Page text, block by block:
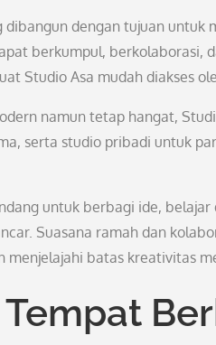
dengan tujuan untuk
berkumpul, berkolaborasi,
Studio Asa mudah diakses
namun tetap hangat,
serta studio pribadi untuk
untuk berbagi ide,
Suasana ramah dan
menjelajahi batas kreativitas